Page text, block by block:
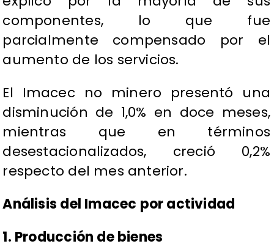
componentes, lo que fue
parcialmente compensado por el
aumento de los servicios.
El Imacec no minero presentó una
disminución de 1,0% en doce meses,
mientras que en términos
desestacionalizados, creció 0,2%
respecto del mes anterior.
Análisis del Imacec por actividad
1. Producción de bienes